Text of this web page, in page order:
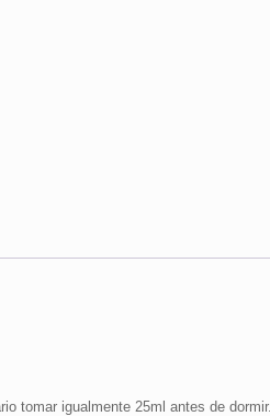
tomar igualmente 25ml antes de dormir.